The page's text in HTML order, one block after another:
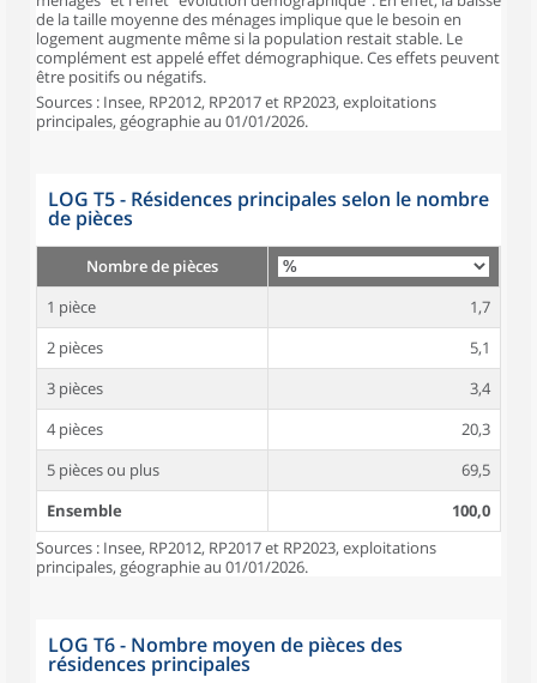
de la taille moyenne des ménages implique que le besoin en
logement augmente même si la population restait stable. Le
complément est appelé effet démographique. Ces effets peuvent
être positifs ou négatifs.
Sources : Insee, RP2012, RP2017 et RP2023, exploitations
principales, géographie au 01/01/2026.
LOG T5 - Résidences principales selon le nombre
de pièces
Nombre de pièces
1 pièce
1,7
2 pièces
5,1
3 pièces
3,4
4 pièces
20,3
5 pièces ou plus
69,5
Ensemble
100,0
Sources : Insee, RP2012, RP2017 et RP2023, exploitations
principales, géographie au 01/01/2026.
LOG T6 - Nombre moyen de pièces des
résidences principales